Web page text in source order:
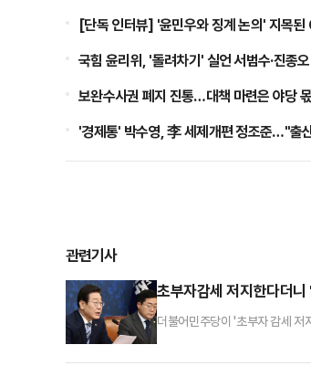
[단독 인터뷰] '윤민우와 징계 논의' 지목
국힘 윤리위, '돌려차기' 실언 서범수·진종
보완수사권 폐지 진통…대책 마련은 야당
'경제통' 박수영, 李 세제개편 정조준…"출
관련기사
초부자감세 저지한다더
더불어민주당이 '초부자 감세 저
차 노골적 불만이 터져 나오는